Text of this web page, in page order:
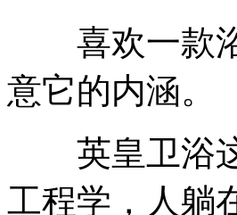
喜欢一款浴
意它的内涵。
英皇卫浴这
工程学，人躺